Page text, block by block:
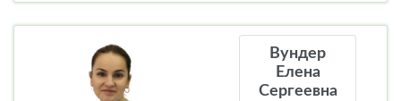
Вундер
Елена
Сергеевна